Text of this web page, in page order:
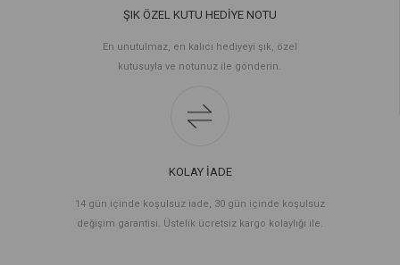
ŞIK ÖZEL KUTU HEDİYE NOTU
En unutulmaz, en kalıcı hediyeyi şık, özel
kutusuyla ve notunuz ile gönderin.
KOLAY İADE
14 gün içinde koşulsuz iade, 30 gün içinde koşulsuz
değişim garantisi. Üstelik ücretsiz kargo kolaylığı ile.